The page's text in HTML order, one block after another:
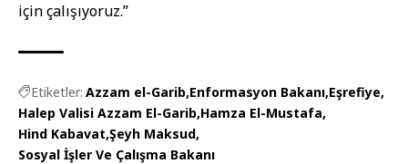
için çalışıyoruz.”
Etiketler: Azzam el-Garib Enformasyon Bakanı Eşrefiye
Halep Valisi Azzam El-Garib Hamza El-Mustafa
Hind Kabavat Şeyh Maksud
Sosyal İşler Ve Çalışma Bakanı